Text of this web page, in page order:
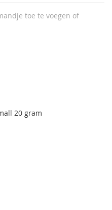
toe te voegen of
20 gram